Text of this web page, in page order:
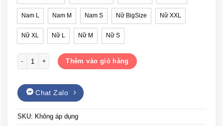
Nam L Nam M Nam S Nữ BigSize Nữ XXL
Nữ XL Nữ L Nữ M Nữ S
Áo gia đình mùa đông màu vàng đậm số lượng
Thêm vào giỏ hàng
Chat Zalo
SKU: Không áp dụng